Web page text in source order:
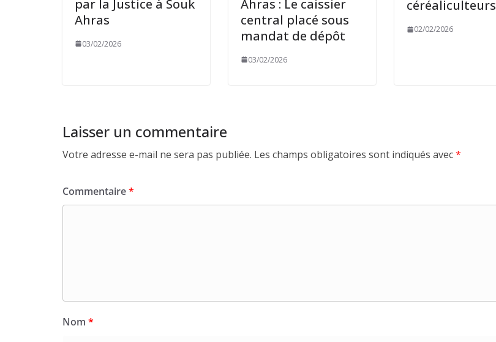
par la Justice à Souk
Ahras
03/02/2026
Ahras : Le caissier
central placé sous
mandat de dépôt
03/02/2026
céréaliculteurs
02/02/2026
Laisser un commentaire
Votre adresse e-mail ne sera pas publiée. Les champs obligatoires sont indiqués avec*
Commentaire*
Nom *